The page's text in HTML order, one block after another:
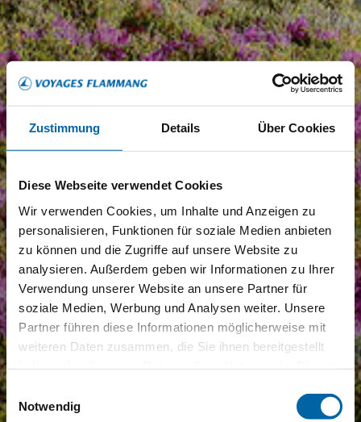
Zustimmung Details Über Cookies
Diese Webseite verwendet Cookies
Wir verwenden Cookies, um Inhalte und Anzeigen zu
personalisieren, Funktionen für soziale Medien anbieten
zu können und die Zugriffe auf unsere Website zu
analysieren. Außerdem geben wir Informationen zu Ihrer
Verwendung unserer Website an unsere Partner für
soziale Medien, Werbung und Analysen weiter. Unsere
Partner führen diese Informationen möglicherweise mit
weiteren Daten zusammen, die Sie ihnen bereitgestellt
Einwilligungsauswahl
Notwendig